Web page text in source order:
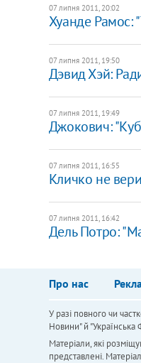
07 липня 2011, 20:02
Хуанде Рамос:
07 липня 2011, 19:50
Дэвид Хэй:
07 липня 2011, 19:49
Джокович:
07 липня 2011, 16:55
Кличко не
07 липня 2011, 16:42
Дель Потро:
Про нас
У разі повного чи
Новини" й "Українська
Матеріали, які
представлені.